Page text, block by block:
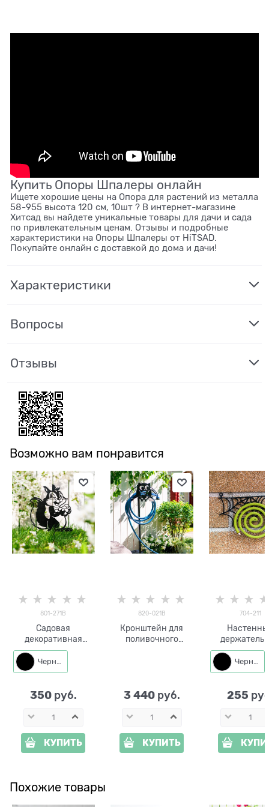
Купить Опоры Шпалеры онлайн
Ищете хорошие цены на Опора для растений из металла
58-955 высота 120 см, 10шт ? В интернет-магазине
Хитсад вы найдете уникальные товары для дачи и сада
по привлекательным ценам. Отзывы и подробные
характеристики на Опоры Шпалеры от HiTSAD.
Покупайте онлайн с доставкой до дома и дачи!
Характеристики
Вопросы
Отзывы
Возможно вам понравится
801-271B
Садовая
декоративная
фигура Белка 801-
271 h=29 см металл
Черный
350 руб.
КУПИТЬ
820-021B
Кронштейн для
поливочного
3 440 руб.
КУПИТЬ
704-211
держатель
спиралей
комаров
металл
Черный
255
Похожие товары